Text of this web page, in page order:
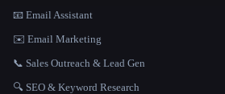
📧 Email Assistant
✉️ Email Marketing
📞 Sales Outreach & Lead Gen
🔍 SEO & Keyword Research